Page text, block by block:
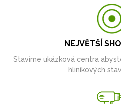
NEJVĚTŠÍ
Stavíme ukázková centra
hliníkových